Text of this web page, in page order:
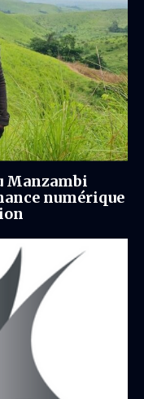
Manzambi
numérique